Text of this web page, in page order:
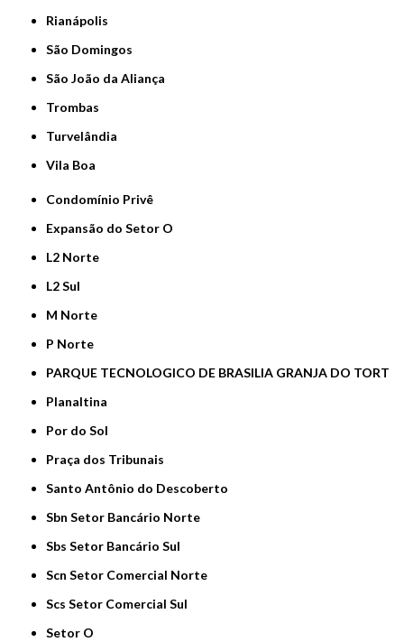
Rianápolis
São Domingos
São João da Aliança
Trombas
Turvelândia
Vila Boa
Condomínio Privê
Expansão do Setor O
L2 Norte
L2 Sul
M Norte
P Norte
PARQUE TECNOLOGICO DE BRASILIA GRANJA DO TORT
Planaltina
Por do Sol
Praça dos Tribunais
Santo Antônio do Descoberto
Sbn Setor Bancário Norte
Sbs Setor Bancário Sul
Scn Setor Comercial Norte
Scs Setor Comercial Sul
Setor O